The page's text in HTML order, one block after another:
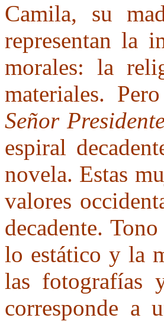
Camila, su
representan la
morales: la
materiales.
Señor
espiral
novela. Estas
valores
decadente.
lo estático y la
las fotografías
corresponde a